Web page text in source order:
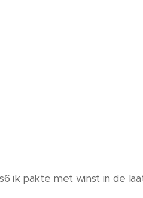
ik pakte met winst in de